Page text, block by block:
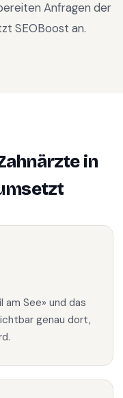
Anfragen der
SEOBoost an.
in
See» und das
genau dort,